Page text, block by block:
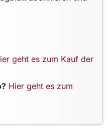
geht es zum Kauf der
Hier geht es zum